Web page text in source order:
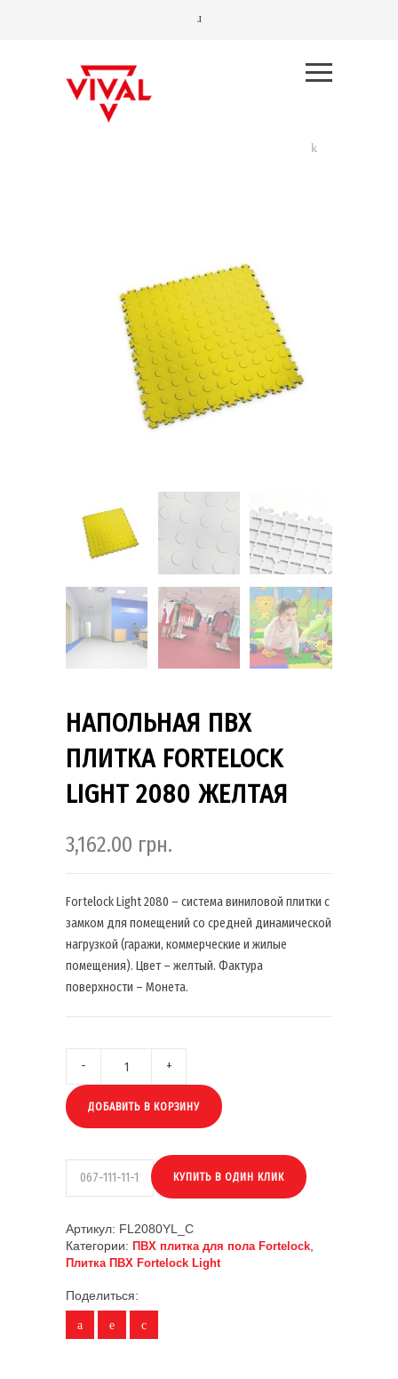
НАПОЛЬНАЯ ПВХ
ПЛИТКА FORTELOCK
LIGHT 2080 ЖЕЛТАЯ
3,162.00 грн.
Fortelock Light 2080 – система виниловой плитки с
замком для помещений со средней динамической
нагрузкой (гаражи, коммерческие и жилые
помещения). Цвет – желтый. Фактура
поверхности – Монета.
ДОБАВИТЬ В КОРЗИНУ
Артикул: FL2080YL_С
Категории: ПВХ плитка для пола Fortelock
Плитка ПВХ Fortelock Light
Поделиться: